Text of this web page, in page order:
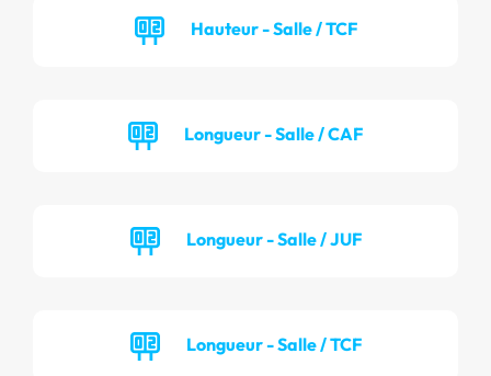
Hauteur - Salle / TCF
Longueur - Salle / CAF
Longueur - Salle / JUF
Longueur - Salle / TCF